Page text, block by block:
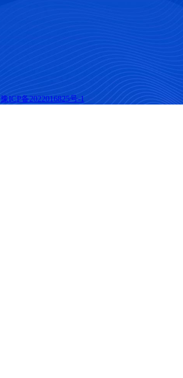
豫ICP备2022016825号-1